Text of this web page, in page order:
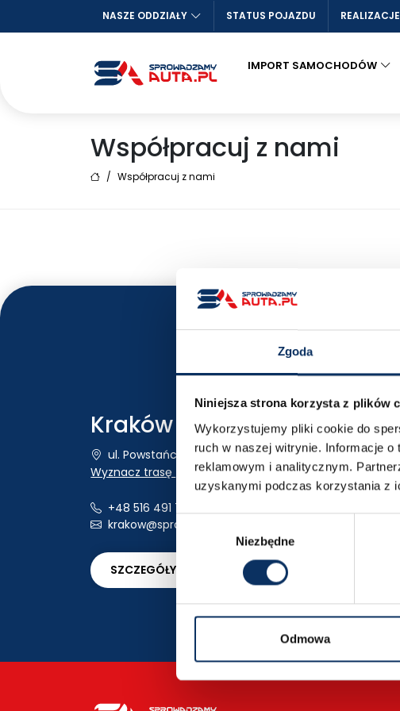
Zgoda
Niniejsza strona korzysta z plików
Wykorzystujemy pliki cookie do
ruch w naszej witrynie. Informacje
reklamowym i analitycznym.
uzyskanymi podczas korzystania z
Wybór
Niezbędne
Odmowa
NASZE ODDZIAŁY STATUS POJAZDU REALIZACJE
IMPORT SAMOCHODÓW
Współpracuj z nami
/ Współpracuj z nami
Kraków
ul. Powstańców Wielkopolskich 18
Wyznacz trasę
+48 516 491 740
krakow@sprowadzamyauta.pl
SZCZEGÓŁY LOKALIZACJI